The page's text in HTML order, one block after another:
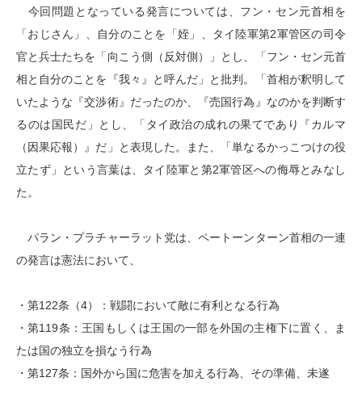
今回問題となっている発言については、フン・セン元首相を
「おじさん」、自分のことを「姪」、タイ陸軍第2軍管区の司令
官と兵士たちを「向こう側（反対側）」とし、「フン・セン元首
相と自分のことを『我々』と呼んだ」と批判。「首相が釈明して
いたような『交渉術』だったのか、『売国行為』なのかを判断す
るのは国民だ」とし、「タイ政治の成れの果てであり『カルマ
（因果応報）』だ」と表現した。また、「単なるかっこつけの役
立たず」という言葉は、タイ陸軍と第2軍管区への侮辱とみなし
た。
パラン・プラチャーラット党は、ペートーンターン首相の一連
の発言は憲法において、
・第122条（4）：戦闘において敵に有利となる行為
・第119条：王国もしくは王国の一部を外国の主権下に置く、ま
たは国の独立を損なう行為
・第127条：国外から国に危害を加える行為、その準備、未遂